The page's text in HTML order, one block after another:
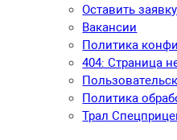
Оставить заявку
Вакансии
Политика
404: Страница
Политика
Трал